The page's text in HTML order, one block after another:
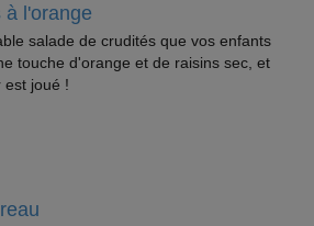
à l'orange
salade de crudités que vos enfants
touche d'orange et de raisins sec, et
est joué !